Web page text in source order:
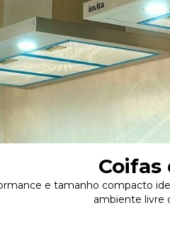
Coifas
e tamanho compacto
ambiente livre